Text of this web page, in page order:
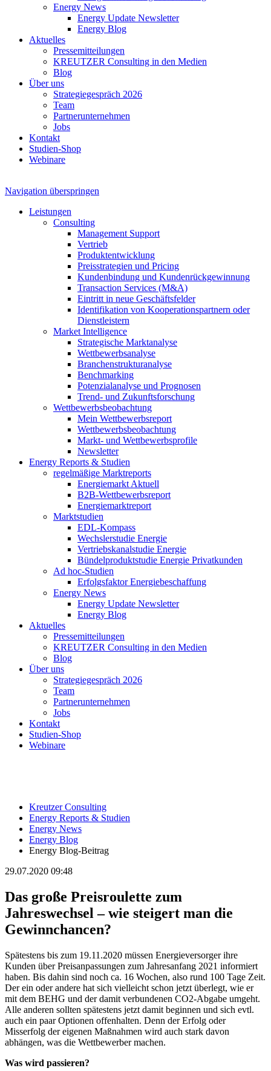
Energy News
Energy Update Newsletter
Energy Blog
Aktuelles
Pressemitteilungen
KREUTZER Consulting in den Medien
Blog
Über uns
Strategiegespräch 2026
Team
Partnerunternehmen
Jobs
Kontakt
Studien-Shop
Webinare
Navigation überspringen
Leistungen
Consulting
Management Support
Vertrieb
Produktentwicklung
Preisstrategien und Pricing
Kundenbindung und Kundenrückgewinnung
Transaction Services (M&A)
Eintritt in neue Geschäftsfelder
Identifikation von Kooperationspartnern oder
Dienstleistern
Market Intelligence
Strategische Marktanalyse
Wettbewerbsanalyse
Branchenstrukturanalyse
Benchmarking
Potenzialanalyse und Prognosen
Trend- und Zukunftsforschung
Wettbewerbs­beobachtung
Mein Wettbewerbsreport
Wettbewerbsbeobachtung
Markt- und Wettbewerbsprofile
Newsletter
Energy Reports & Studien
regelmäßige Marktreports
Energiemarkt Aktuell
B2B-Wettbewerbsreport
Energiemarktreport
Marktstudien
EDL-Kompass
Wechslerstudie Energie
Vertriebskanalstudie Energie
Bündelproduktstudie Energie Privatkunden
Ad hoc-Studien
Erfolgsfaktor Energiebeschaffung
Energy News
Energy Update Newsletter
Energy Blog
Aktuelles
Pressemitteilungen
KREUTZER Consulting in den Medien
Blog
Über uns
Strategiegespräch 2026
Team
Partnerunternehmen
Jobs
Kontakt
Studien-Shop
Webinare
Kreutzer Consulting
Energy Reports & Studien
Energy News
Energy Blog
Energy Blog-Beitrag
29.07.2020 09:48
Das große Preisroulette zum
Jahreswechsel – wie steigert man die
Gewinnchancen?
Spätestens bis zum 19.11.2020 müssen Energieversorger ihre
Kunden über Preisanpassungen zum Jahresanfang 2021 informiert
haben. Bis dahin sind noch ca. 16 Wochen, also rund 100 Tage Zeit.
Der ein oder andere hat sich vielleicht schon jetzt überlegt, wie er
mit dem BEHG und der damit verbundenen CO2-Abgabe umgeht.
Alle anderen sollten spätestens jetzt damit beginnen und sich evtl.
auch ein paar Optionen offenhalten. Denn der Erfolg oder
Misserfolg der eigenen Maßnahmen wird auch stark davon
abhängen, was die Wettbewerber machen.
Was wird passieren?